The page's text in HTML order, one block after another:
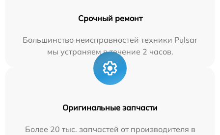
Срочный ремонт
Большинство неисправностей техники Pulsar
мы устраняем в течение 2 часов.
Оригинальные запчасти
Более 20 тыс. запчастей от производителя в